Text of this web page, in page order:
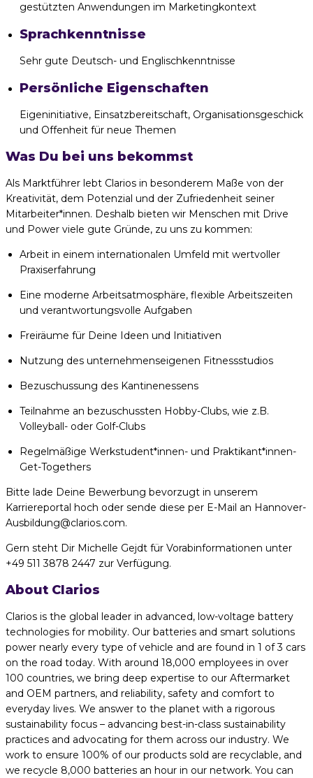
gestützten Anwendungen im Marketingkontext
Sprachkenntnisse
Sehr gute Deutsch- und Englischkenntnisse
Persönliche Eigenschaften
Eigeninitiative, Einsatzbereitschaft, Organisationsgeschick
und Offenheit für neue Themen
Was Du bei uns bekommst
Als Marktführer lebt Clarios in besonderem Maße von der
Kreativität, dem Potenzial und der Zufriedenheit seiner
Mitarbeiter*innen. Deshalb bieten wir Menschen mit Drive
und Power viele gute Gründe, zu uns zu kommen:
Arbeit in einem internationalen Umfeld mit wertvoller
Praxiserfahrung
Eine moderne Arbeitsatmosphäre, flexible Arbeitszeiten
und verantwortungsvolle Aufgaben
Freiräume für Deine Ideen und Initiativen
Nutzung des unternehmenseigenen Fitnessstudios
Bezuschussung des Kantinenessens
Teilnahme an bezuschussten Hobby-Clubs, wie z.B.
Volleyball- oder Golf-Clubs
Regelmäßige Werkstudent*innen- und Praktikant*innen-
Get-Togethers
Bitte lade Deine Bewerbung bevorzugt in unserem
Karriereportal hoch oder sende diese per E-Mail an Hannover-
Ausbildung@clarios.com.
Gern steht Dir Michelle Gejdt für Vorabinformationen unter
+49 511 3878 2447 zur Verfügung.
About Clarios
Clarios is the global leader in advanced, low-voltage battery
technologies for mobility. Our batteries and smart solutions
power nearly every type of vehicle and are found in 1 of 3 cars
on the road today. With around 18,000 employees in over
100 countries, we bring deep expertise to our Aftermarket
and OEM partners, and reliability, safety and comfort to
everyday lives. We answer to the planet with a rigorous
sustainability focus – advancing best-in-class sustainability
practices and advocating for them across our industry. We
work to ensure 100% of our products sold are recyclable, and
we recycle 8,000 batteries an hour in our network. You can